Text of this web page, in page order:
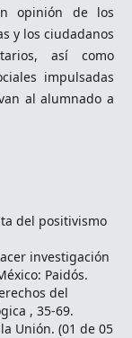
opinión de los
y los ciudadanos
así como
impulsadas
al alumnado a
del positivismo
investigación
Paidós.
del
, 35-69.
Unión. (01 de 05